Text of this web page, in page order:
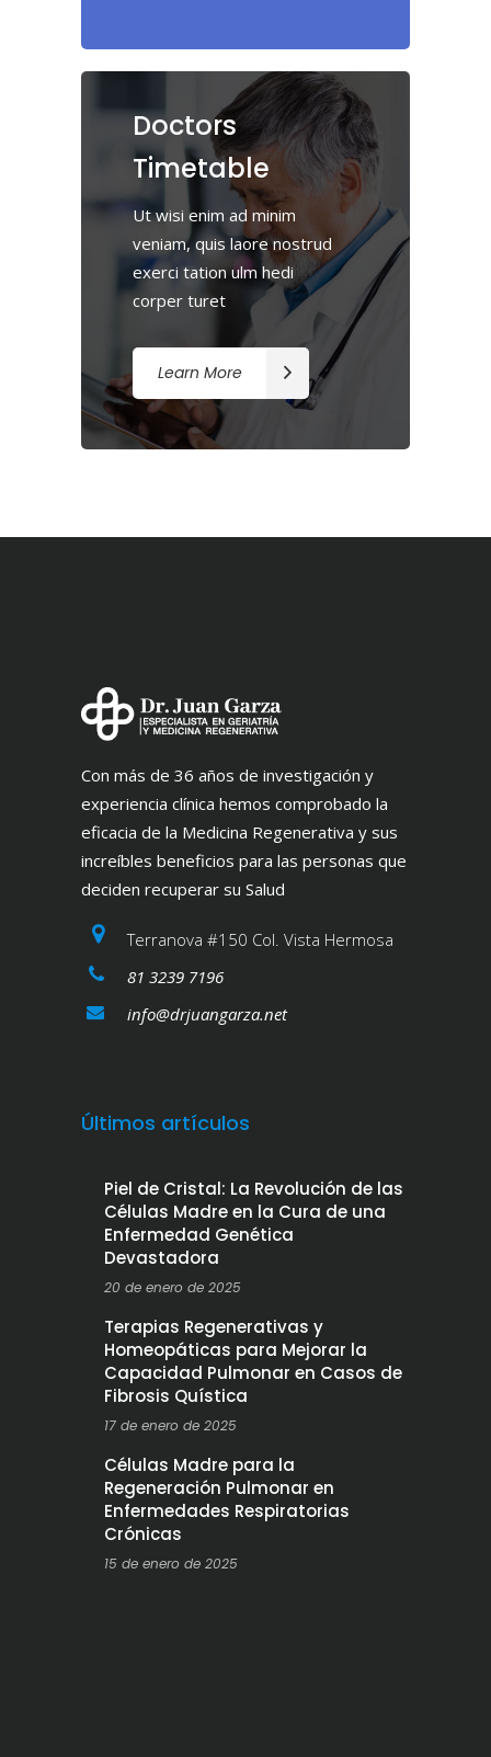
Doctors
Timetable
Ut wisi enim ad minim
veniam, quis laore nostrud
exerci tation ulm hedi
corper turet
Learn More
Con más de 36 años de investigación y
experiencia clínica hemos comprobado la
eficacia de la Medicina Regenerativa y sus
increíbles beneficios para las personas que
deciden recuperar su Salud
Terranova #150 Col. Vista Hermosa
81 3239 7196
info@drjuangarza.net
Últimos artículos
Piel de Cristal: La Revolución de las
Células Madre en la Cura de una
Enfermedad Genética
Devastadora
20 de enero de 2025
Terapias Regenerativas y
Homeopáticas para Mejorar la
Capacidad Pulmonar en Casos de
Fibrosis Quística
17 de enero de 2025
Células Madre para la
Regeneración Pulmonar en
Enfermedades Respiratorias
Crónicas
15 de enero de 2025